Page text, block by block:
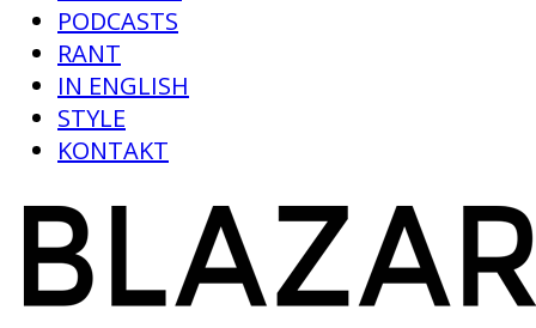
PODCASTS
RANT
IN ENGLISH
STYLE
KONTAKT